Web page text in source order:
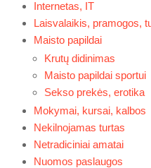
Internetas, IT
Laisvalaikis, pramogos,
Maisto papildai
Krutų didinimas
Maisto papildai sportui
Sekso prekės, erotika
Mokymai, kursai, kalbos
Nekilnojamas turtas
Netradiciniai amatai
Nuomos paslaugos